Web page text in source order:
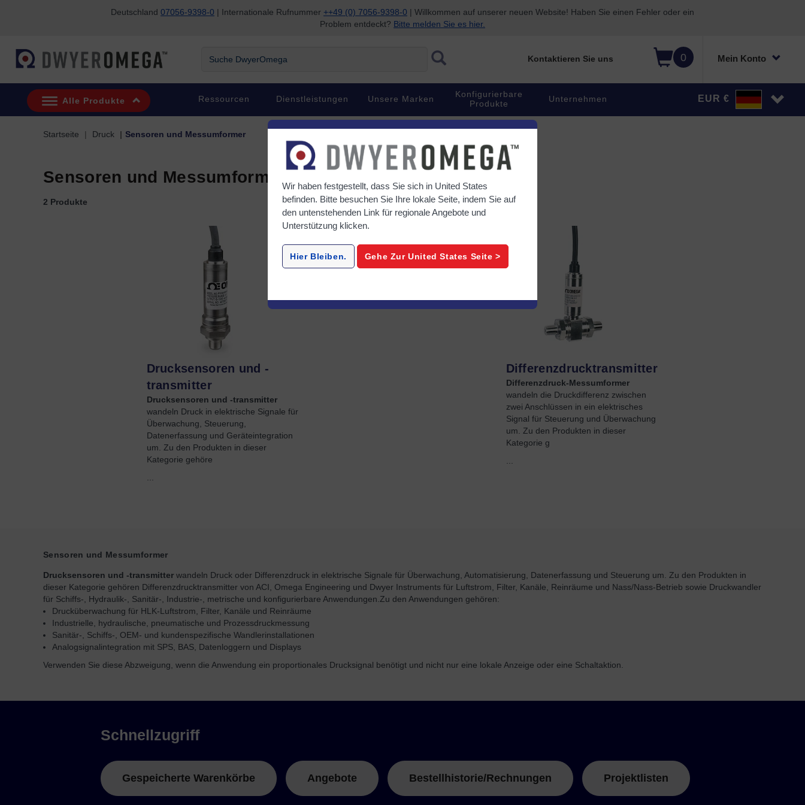
Deutschland 07056-9398-0 | Internationale Rufnummer ++49 (0) 7056-9398-0 | Willkommen auf unserer neuen Website! Haben Sie einen Fehler oder ein
Problem entdeckt? Bitte melden Sie es hier.
0 Mein Konto
Kontaktieren Sie uns
Alle Produkte Ressourcen Dienstleistungen Unsere Marken
Konfigurierbare
Produkte
Unternehmen EUR €
Startseite Druck Sensoren und Messumformer
Sensoren und Messumformer
2 Produkte
Drucksensoren und -
transmitter
Drucksensoren und -transmitter
wandeln Druck in elektrische Signale für
Überwachung, Steuerung,
Datenerfassung und Geräteintegration
um. Zu den Produkten in dieser
Kategorie gehöre
Differenzdrucktransmitter
Differenzdruck-Messumformer
wandeln die Druckdifferenz zwischen
zwei Anschlüssen in ein elektrisches
Signal für Steuerung und Überwachung
um. Zu den Produkten in dieser
Kategorie g
Sensoren und Messumformer
Drucksensoren und -transmitter wandeln Druck oder Differenzdruck in elektrische Signale für Überwachung, Automatisierung, Datenerfassung und Steuerung um. Zu den Produkten in
dieser Kategorie gehören Differenzdrucktransmitter von ACI, Omega Engineering und Dwyer Instruments für Luftstrom, Filter, Kanäle, Reinräume und Nass/Nass-Betrieb sowie Druckwandler
für Schiffs-, Hydraulik-, Sanitär-, Industrie-, metrische und konfigurierbare Anwendungen. Zu den Anwendungen gehören:
Drucküberwachung für HLK-Luftstrom, Filter, Kanäle und Reinräume
Industrielle, hydraulische, pneumatische und Prozessdruckmessung
Sanitär-, Schiffs-, OEM- und kundenspezifische Wandlerinstallationen
Analogsignalintegration mit SPS, BAS, Datenloggern und Displays
Verwenden Sie diese Abzweigung, wenn die Anwendung ein proportionales Drucksignal benötigt und nicht nur eine lokale Anzeige oder eine Schaltaktion.
Schnellzugriff
Gespeicherte Warenkörbe Angebote Bestellhistorie/Rechnungen Projektlisten
Wir haben festgestellt, dass Sie sich in United States
befinden. Bitte besuchen Sie Ihre lokale Seite, indem Sie auf
den untenstehenden Link für regionale Angebote und
Unterstützung klicken.
Hier Bleiben. Gehe ZurUnited States Seite >